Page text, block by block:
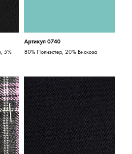
5%
Артикул 0740
80% Полиэстер, 20% Вискоза